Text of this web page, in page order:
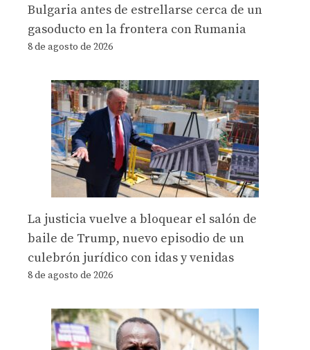
Bulgaria antes de estrellarse cerca de un
gasoducto en la frontera con Rumania
8 de agosto de 2026
La justicia vuelve a bloquear el salón de
baile de Trump, nuevo episodio de un
culebrón jurídico con idas y venidas
8 de agosto de 2026